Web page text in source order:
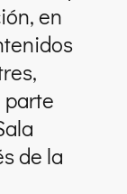
en
parte
de la